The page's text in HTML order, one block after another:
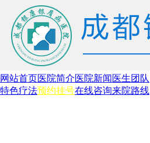
网站首页医院简介医院新闻 医生团队
特色疗法预约挂号在线咨询来院路线